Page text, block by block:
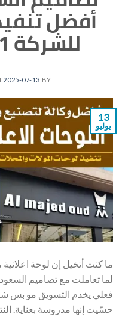
أفضل
للشركة 0561806861
2025-07-13 BY
13
يوليو
ما كنت أتخيل إن لوحة اعلانية
لما تعاملت مع تصاميم
فعلي يخدم التسويق مو بس
حسّيت إنها مدروسة بعناية.